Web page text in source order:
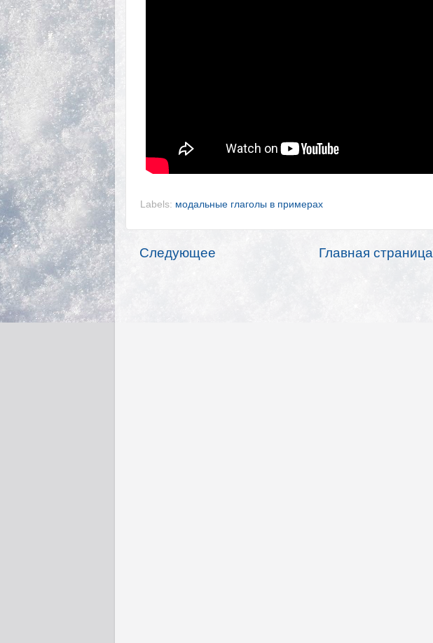
Labels: модальные глаголы в примерах
Следующее Главная страница